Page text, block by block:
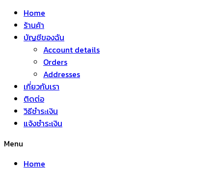
Home
ร้านค้า
บัญชีของฉัน
Account details
Orders
Addresses
เกี่ยวกับเรา
ติดต่อ
วิธีชำระเงิน
แจ้งชำระเงิน
Menu
Home